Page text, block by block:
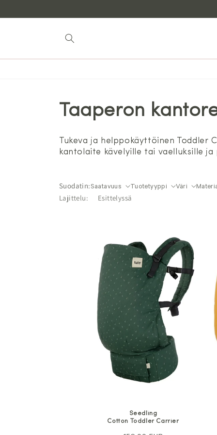
sisältöön
Taaperon
Tukeva ja helppokäyttöinen Toddler
kantolaite kävelyille tai vaelluksille
Suodatin: Saatavuus Tuotetyyppi Väri
Lajittelu:
Seedling
Cotton Toddler Carrier